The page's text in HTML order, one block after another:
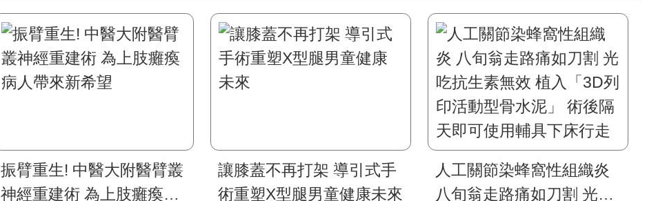
振臂重生! 中醫大附醫臂叢
神經重建術 為上肢癱瘓病
讓膝蓋不再打架 導引式手
術重塑X型腿男童健康未來
人工關節染蜂窩性組織炎
八旬翁走路痛如刀割 光吃